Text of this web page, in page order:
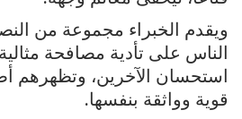
ويقدم الخبراء مجموعة من
الناس على تأدية مصافحة
استحسان الآخرين،
قوية وواثقة بنفسها.